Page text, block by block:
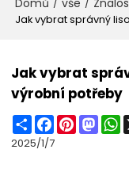
Jak vybrat správný
Jak vybrat
výrobní potřeby
ShareFacebook
Pinterest
2025/1/7